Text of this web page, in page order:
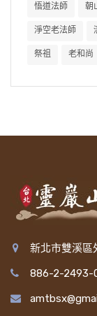
悟道法師 朝
淨空老法師
祭祖 老和尚
新北市雙溪區
886-2-2493-